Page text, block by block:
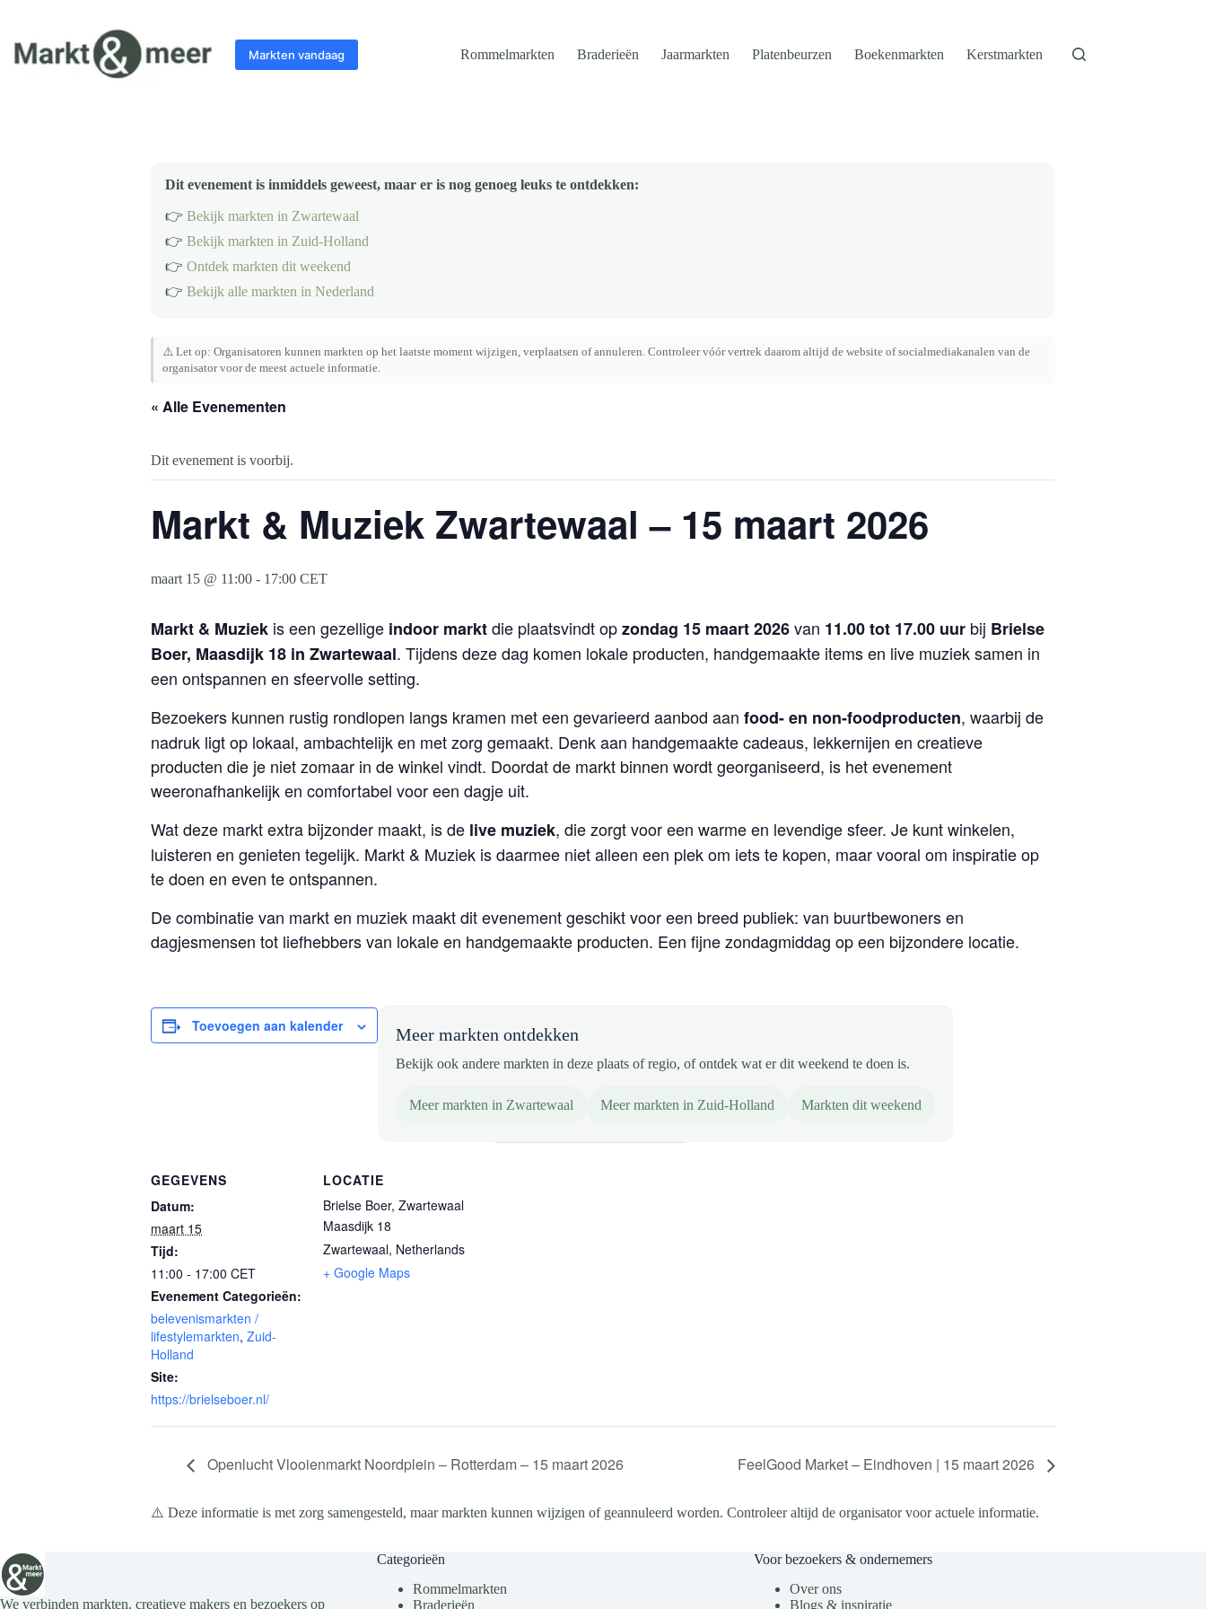
inhoud
Markten vandaag Rommelmarkten Braderieën Jaarmarkten Platenbeurzen Boekenmarkten Kerstmarkten
Dit evenement is inmiddels geweest, maar er is nog genoeg leuks te ontdekken:
👉 Bekijk markten in Zwartewaal
👉 Bekijk markten in Zuid-Holland
👉 Ontdek markten dit weekend
👉 Bekijk alle markten in Nederland
⚠️ Let op: Organisatoren kunnen markten op het laatste moment wijzigen, verplaatsen of annuleren. Controleer vóór vertrek daarom altijd de website of socialmediakanalen van de
organisator voor de meest actuele informatie.
« Alle Evenementen
Dit evenement is voorbij.
Markt & Muziek Zwartewaal – 15 maart 2026
maart 15 @ 11:00 - 17:00 CET
Markt & Muziek is een gezellige indoor marktdie plaatsvindt opzondag 15 maart 2026van 11.00 tot 17.00 uur bij Brielse
Boer, Maasdijk 18 in Zwartewaal. Tijdens deze dag komen lokale producten, handgemaakte items en live muziek samen in
een ontspannen en sfeervolle setting.
Bezoekers kunnen rustig rondlopen langs kramen met een gevarieerd aanbod aan food- en non-foodproducten, waarbij de
nadruk ligt op lokaal, ambachtelijk en met zorg gemaakt. Denk aan handgemaakte cadeaus, lekkernijen en creatieve
producten die je niet zomaar in de winkel vindt. Doordat de markt binnen wordt georganiseerd, is het evenement
weeronafhankelijk en comfortabel voor een dagje uit.
Wat deze markt extra bijzonder maakt, is de live muziek, die zorgt voor een warme en levendige sfeer. Je kunt winkelen,
luisteren en genieten tegelijk. Markt & Muziek is daarmee niet alleen een plek om iets te kopen, maar vooral om inspiratie op
te doen en even te ontspannen.
De combinatie van markt en muziek maakt dit evenement geschikt voor een breed publiek: van buurtbewoners en
dagjesmensen tot liefhebbers van lokale en handgemaakte producten. Een fijne zondagmiddag op een bijzondere locatie.
Toevoegen aan kalender Meer markten ontdekken
Bekijk ook andere markten in deze plaats of regio, of ontdek wat er dit weekend te doen is.
Meer markten in Zwartewaal Meer markten in Zuid-Holland Markten dit weekend
GEGEVENS
Datum:
maart 15
Tijd:
11:00 - 17:00 CET
Evenement Categorieën:
belevenismarkten /
lifestylemarkten, Zuid-
Holland
Site:
https://brielseboer.nl/
LOCATIE
Brielse Boer, Zwartewaal
Maasdijk 18
Zwartewaal, Netherlands
+ Google Maps
Openlucht Vlooienmarkt Noordplein – Rotterdam – 15 maart 2026 FeelGood Market – Eindhoven | 15 maart 2026
⚠️ Deze informatie is met zorg samengesteld, maar markten kunnen wijzigen of geannuleerd worden. Controleer altijd de organisator voor actuele informatie.
We verbinden markten, creatieve makers en bezoekers op
Categorieën
Rommelmarkten
Braderieën
Voor bezoekers & ondernemers
Over ons
Blogs & inspiratie